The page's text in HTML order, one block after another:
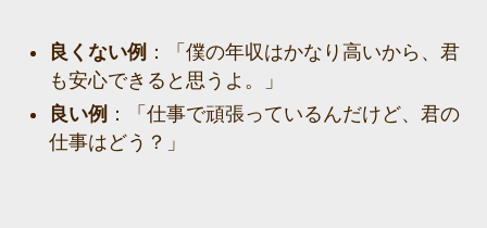
良くない例 ：「僕の年収はかなり高いから、君
も安心できると思うよ。」
良い例 ：「仕事で頑張っているんだけど、君の
仕事はどう？」